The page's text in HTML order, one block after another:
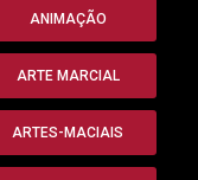
ANIMAÇÃO
ARTE MARCIAL
ARTES-MACIAIS